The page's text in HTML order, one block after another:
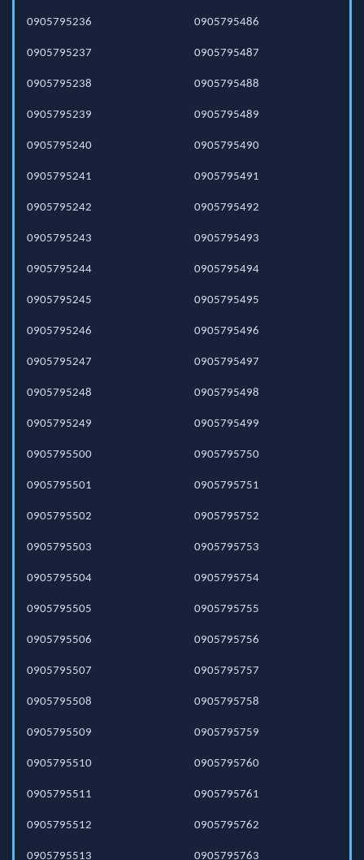
0905795236
0905795237
0905795238
0905795239
0905795240
0905795241
0905795242
0905795243
0905795244
0905795245
0905795246
0905795247
0905795248
0905795249
0905795486
0905795487
0905795488
0905795489
0905795490
0905795491
0905795492
0905795493
0905795494
0905795495
0905795496
0905795497
0905795498
0905795499
0905795500
0905795501
0905795502
0905795503
0905795504
0905795505
0905795506
0905795507
0905795508
0905795509
0905795510
0905795511
0905795512
0905795513
0905795750
0905795751
0905795752
0905795753
0905795754
0905795755
0905795756
0905795757
0905795758
0905795759
0905795760
0905795761
0905795762
0905795763